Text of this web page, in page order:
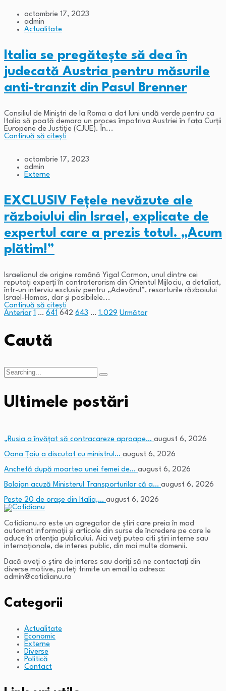
octombrie 17, 2023
admin
Actualitate
Italia se pregătește să dea în
judecată Austria pentru măsurile
anti-tranzit din Pasul Brenner
Consiliul de Miniștri de la Roma a dat luni undă verde pentru ca
Italia să poată demara un proces împotriva Austriei în fața Curții
Europene de Justiție (CJUE). În...
Continuă să citești
octombrie 17, 2023
admin
Externe
EXCLUSIV Fețele nevăzute ale
războiului din Israel, explicate de
expertul care a prezis totul. „Acum
plătim!”
Israelianul de origine română Yigal Carmon, unul dintre cei
reputați experți în contraterorism din Orientul Mijlociu, a detaliat,
într-un interviu exclusiv pentru „Adevărul”, resorturile războiului
Israel-Hamas, dar și posibilele...
Continuă să citești
Paginație
articole
Anterior 1 … 641 642 643 … 1.029 Următor
Caută
Search
for:
Ultimele postări
„Rusia a învățat să contracareze aproape… august 6, 2026
Oana Țoiu a discutat cu ministrul… august 6, 2026
Anchetă după moartea unei femei de… august 6, 2026
Bolojan acuză Ministerul Transporturilor că a… august 6, 2026
Peste 20 de orașe din Italia,… august 6, 2026
Cotidianu.ro este un agregator de ştiri care preia în mod
automat informaţii şi articole din surse de încredere pe care le
aduce în atenţia publicului. Aici veţi putea citi ştiri interne sau
internaţionale, de interes public, din mai multe domenii.
Dacă aveţi o ştire de interes sau doriţi să ne contactaţi din
diverse motive, puteţi trimite un email la adresa:
admin@cotidianu.ro
Categorii
Actualitate
Economic
Externe
Diverse
Politică
Contact